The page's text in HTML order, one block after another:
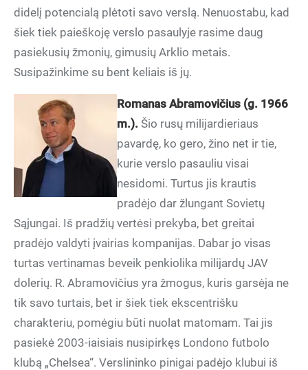
didelį potencialą plėtoti savo verslą. Nenuostabu, kad
šiek tiek paieškoję verslo pasaulyje rasime daug
pasiekusių žmonių, gimusių Arklio metais.
Susipažinkime su bent keliais iš jų.
Romanas Abramovičius (g. 1966
m.). Šio rusų milijardieriaus
pavardę, ko gero, žino net ir tie,
kurie verslo pasauliu visai
nesidomi. Turtus jis krautis
pradėjo dar žlungant Sovietų
Sąjungai. Iš pradžių vertėsi prekyba, bet greitai
pradėjo valdyti įvairias kompanijas. Dabar jo visas
turtas vertinamas beveik penkiolika milijardų JAV
dolerių. R. Abramovičius yra žmogus, kuris garsėja ne
tik savo turtais, bet ir šiek tiek ekscentrišku
charakteriu, pomėgiu būti nuolat matomam. Tai jis
pasiekė 2003-iaisiais nusipirkęs Londono futbolo
klubą „Chelsea“. Verslininko pinigai padėjo klubui iš